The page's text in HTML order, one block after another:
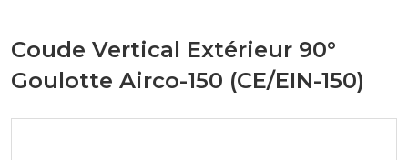
Coude Vertical Extérieur 90°
Goulotte Airco-150 (CE/EIN-150)